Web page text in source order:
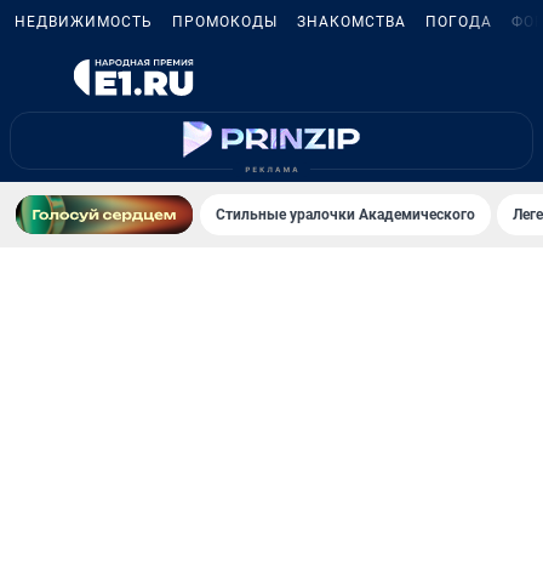
НЕДВИЖИМОСТЬ ПРОМОКОДЫ ЗНАКОМСТВА ПОГОДА
Стильные уралочки Академического